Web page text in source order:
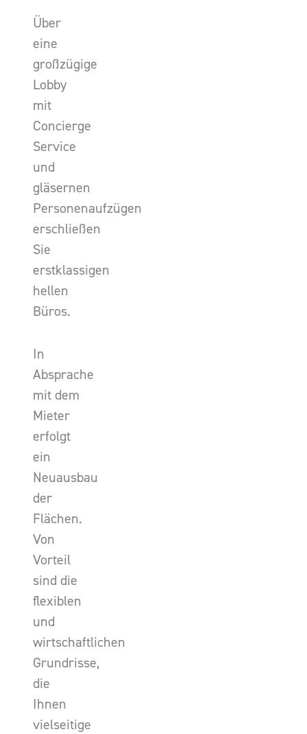
Über
eine
großzügige
Lobby
mit
Concierge
Service
und
gläsernen
Personenaufzügen
erschließen
Sie
erstklassigen
hellen
Büros.
In
Absprache
mit dem
Mieter
erfolgt
ein
Neuausbau
der
Flächen.
Von
Vorteil
sind die
flexiblen
und
wirtschaftlichen
Grundrisse,
die
Ihnen
vielseitige